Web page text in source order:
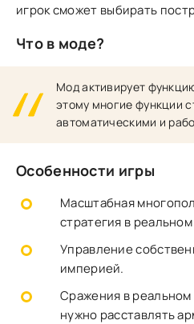
игрок сможет выбирать
Что в моде?
Мод активирует
этому многие функции
автоматическими и
Особенности игры
Масштабная
стратегия в
Управление
империей.
Сражения в
нужно расставлять